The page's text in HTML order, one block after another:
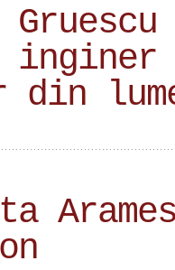
inginer